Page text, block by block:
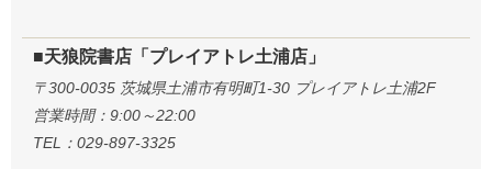
■天狼院書店「プレイアトレ土浦店」
〒300-0035 茨城県土浦市有明町1-30 プレイアトレ土浦2F
営業時間：9:00～22:00
TEL：029-897-3325